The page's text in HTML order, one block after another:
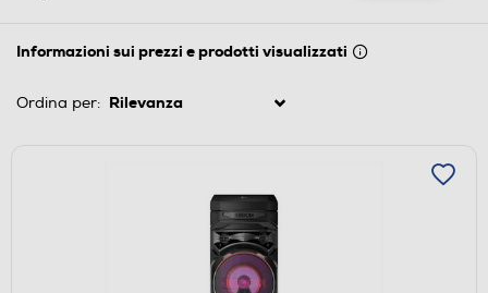
Informazioni sui prezzi e prodotti visualizzati
Ordina per: